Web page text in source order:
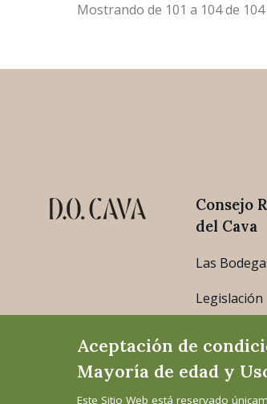
Mostrando de 101 a 104 de 104
Consejo
del Cava
Las
Legislación
Aceptación de
Mayoría de edad y
Este Sitio Web está reservado